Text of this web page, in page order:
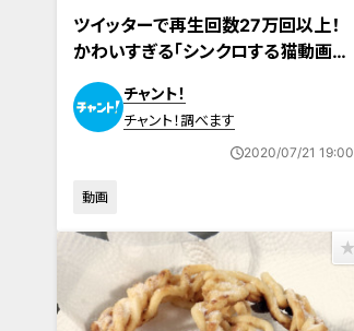
ツイッターで再生回数27万回以上！
かわいすぎる「シンクロする猫動画」
を調査！
チャント！
チャント！調べます
2020/07/21 19:00
動画